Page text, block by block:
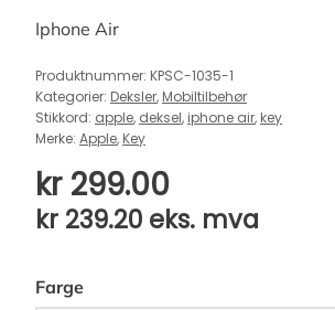
Iphone Air
Produktnummer: KPSC-1035-1
Kategorier: Deksler, Mobiltilbehør
Stikkord: apple, deksel, iphone air, key
Merke: Apple, Key
kr299.00
kr 239.20 eks. mva
Farge